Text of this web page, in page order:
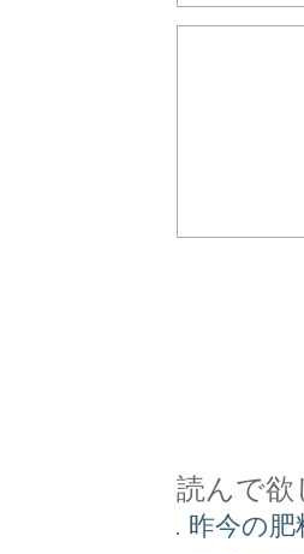
読んで欲
昨今の